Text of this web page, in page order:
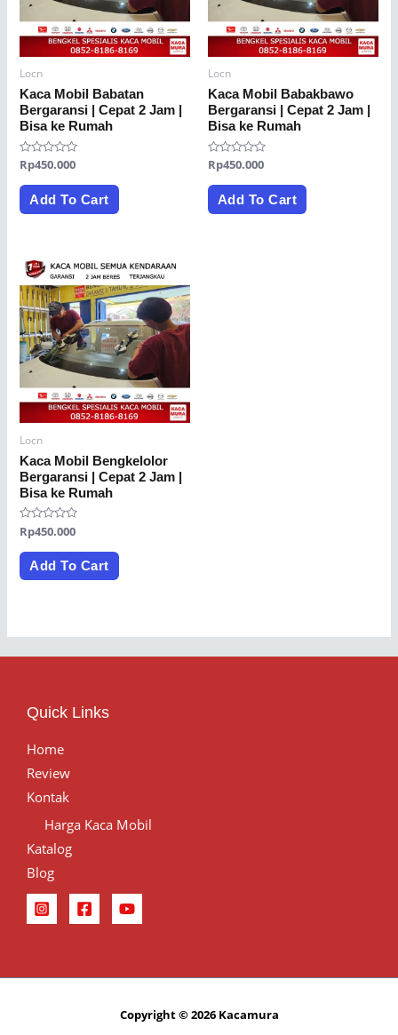
Locn
Kaca Mobil Babatan
Bergaransi | Cepat 2 Jam |
Bisa ke Rumah
Rated
out
Rp450.000
Add To Cart
Locn
Kaca Mobil Babakbawo
Bergaransi | Cepat 2 Jam |
Bisa ke Rumah
Rated
out
Rp450.000
Add To Cart
Locn
Kaca Mobil Bengkelolor
Bergaransi | Cepat 2 Jam |
Bisa ke Rumah
Rated
0
out
Rp450.000
Add To Cart
Quick Links
Home
Review
Kontak
Harga Kaca Mobil
Katalog
Blog
Copyright © 2026 Kacamura